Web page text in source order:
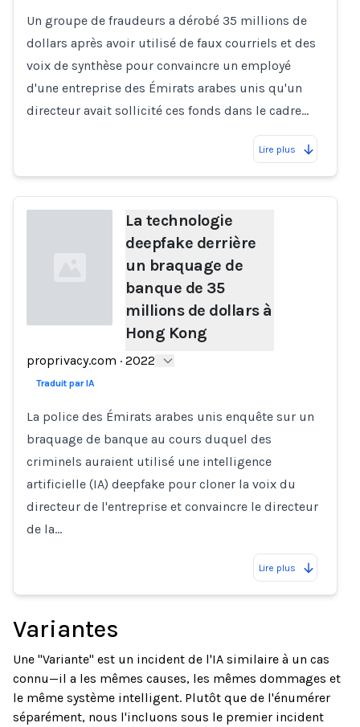
Un groupe de fraudeurs a dérobé 35 millions de
dollars après avoir utilisé de faux courriels et des
voix de synthèse pour convaincre un employé
d'une entreprise des Émirats arabes unis qu'un
directeur avait sollicité ces fonds dans le cadre…
Lire plus
Loading...
La technologie
deepfake derrière
un braquage de
banque de 35
millions de dollars à
Hong Kong
proprivacy.com · 2022
Traduit par IA
La police des Émirats arabes unis enquête sur un
braquage de banque au cours duquel des
criminels auraient utilisé une intelligence
artificielle (IA) deepfake pour cloner la voix du
directeur de l'entreprise et convaincre le directeur
de la…
Lire plus
Variantes
Une "Variante" est un incident de l'IA similaire à un cas
connu—il a les mêmes causes, les mêmes dommages et
le même système intelligent. Plutôt que de l'énumérer
séparément, nous l'incluons sous le premier incident